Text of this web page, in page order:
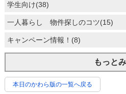
学生向け(38)
一人暮らし 物件探しのコツ(15)
キャンペーン情報！(8)
もっと
本日のかわら版の一覧へ戻る